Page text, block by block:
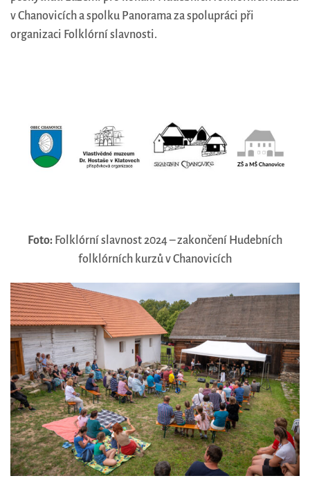
v Chanovicích a spolku Panorama za spolupráci při
organizaci Folklórní slavnosti.
Foto: Folklórní slavnost 2024 – zakončení Hudebních
folklórních kurzů v Chanovicích